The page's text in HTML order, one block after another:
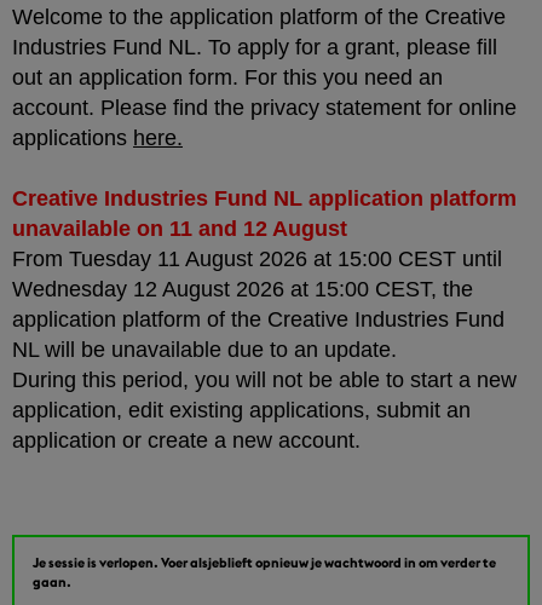
Welcome to the application platform of the Creative
Industries Fund NL. To apply for a grant, please fill
out an application form. For this you need an
account. Please find the privacy statement for online
applications here.
Creative Industries Fund NL application platform
unavailable on 11 and 12 August
From Tuesday 11 August 2026 at 15:00 CEST until
Wednesday 12 August 2026 at 15:00 CEST, the
application platform of the Creative Industries Fund
NL will be unavailable due to an update.
During this period, you will not be able to start a new
application, edit existing applications, submit an
application or create a new account.
Je sessie is verlopen. Voer alsjeblieft opnieuw je wachtwoord in om verder te
gaan.